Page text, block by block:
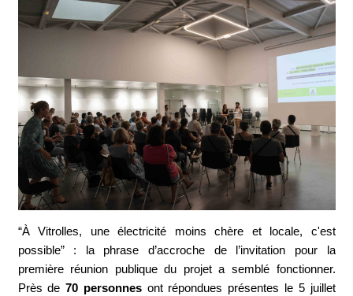
“À Vitrolles, une électricité moins chère et locale, c'est
possible” : la phrase d’accroche de l’invitation pour la
première réunion publique du projet a semblé fonctionner.
Près de70 personnesont répondues présentes le 5 juillet